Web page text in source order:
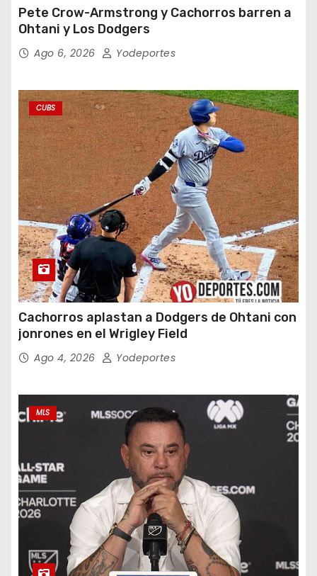
Pete Crow-Armstrong y Cachorros barren a
Ohtani y Los Dodgers
Ago 6, 2026 Yodeportes
CUBS
Cachorros aplastan a Dodgers de Ohtani con
jonrones en el Wrigley Field
Ago 4, 2026 Yodeportes
MLS